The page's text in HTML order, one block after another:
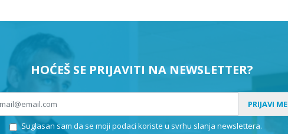
HOĆEŠ SE PRIJAVITI NA NEWSLETTER?
PRIJAVI ME
Suglasan sam da se moji podaci koriste u svrhu slanja newslettera.